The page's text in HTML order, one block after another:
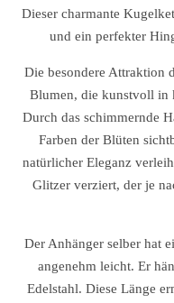
Dieser charmante
und ein perfekter
Die besondere Attraktion
Blumen, die kunstvoll in
Durch das schimmernde
Farben der Blüten
natürlicher Eleganz
Glitzer verziert, der je
Der Anhänger selber hat
angenehm leicht. Er
Edelstahl. Diese Länge